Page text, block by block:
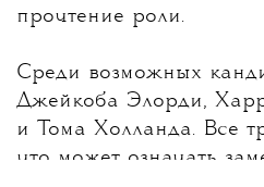
прочтение роли.
Среди возможных
Джейкоба Элорди,
и Тома Холланда. Все
что может означать